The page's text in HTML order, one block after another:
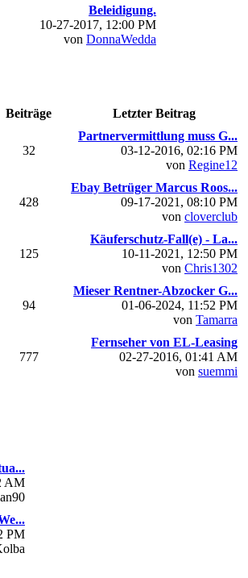
Beleidigung.
10-27-2017, 12:00 PM
von DonnaWedda
Beiträge Letzter Beitrag
32
Partnervermittlung muss G...
03-12-2016, 02:16 PM
von Regine12
428
Ebay Betrüger Marcus Roos...
09-17-2021, 08:10 PM
von cloverclub
125
Käuferschutz-Fall(e) - La...
10-11-2021, 12:50 PM
von Chris1302
94
Mieser Rentner-Abzocker G...
01-06-2024, 11:52 PM
von Tamarra
777
Fernseher von EL-Leasing
02-27-2016, 01:41 AM
von suemmi
AM
PM